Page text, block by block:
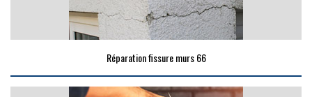
Réparation fissure murs 66